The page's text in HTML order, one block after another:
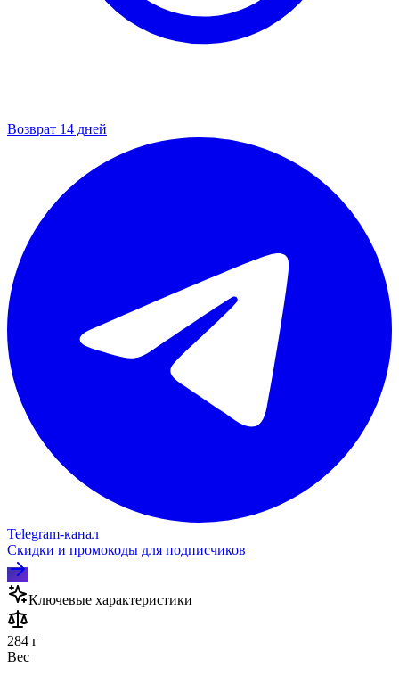
Возврат 14 дней
Telegram‑канал
Скидки и промокоды для подписчиков
Ключевые характеристики
284 г
Вес